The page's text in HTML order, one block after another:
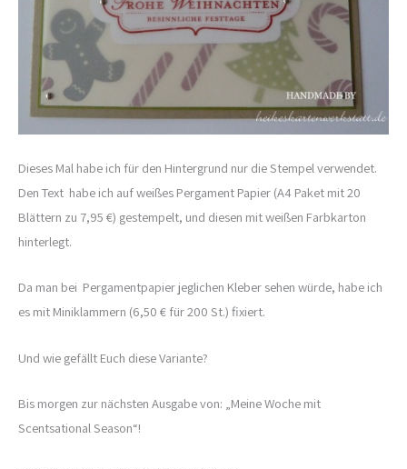
Dieses Mal habe ich für den Hintergrund nur die Stempel verwendet.
Den Text habe ich auf weißes Pergament Papier (A4 Paket mit 20
Blättern zu 7,95 €) gestempelt, und diesen mit weißen Farbkarton
hinterlegt.
Da man bei Pergamentpapier jeglichen Kleber sehen würde, habe ich
es mit Miniklammern (6,50 € für 200 St.) fixiert.
Und wie gefällt Euch diese Variante?
Bis morgen zur nächsten Ausgabe von: „Meine Woche mit
Scentsational Season“!